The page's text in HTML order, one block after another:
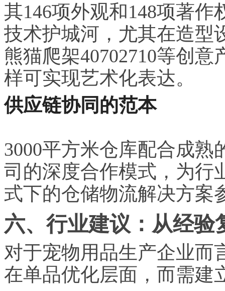
其146项外观和148项著
技术护城河，尤其在造型
熊猫爬架40702710等创
样可实现艺术化表达。
供应链协同的范本
3000平方米仓库配合成
司的深度合作模式，为行
式下的仓储物流解决方案
六、行业建议：从经验
对于宠物用品生产企业而
在单品优化层面，而需建